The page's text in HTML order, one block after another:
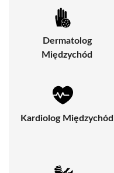
Dermatolog
Międzychód
Kardiolog Międzychód